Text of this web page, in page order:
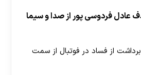
عادل فردوسی پور از صدا و سیما
برداشت از فساد در فوتبال از سمت